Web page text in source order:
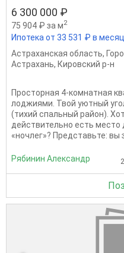
6 300 000 ₽
75 904 ₽ за м2
Ипотека от 33 531 ₽ в месяц
Астраханская область,
Астрахань, Кировский р-н
Просторная 4-комнатная
лоджиями. Твой уютный
(тихий спальный район).
действительно есть место
«ночлег»? Представьте: вы
Рябинин Александр